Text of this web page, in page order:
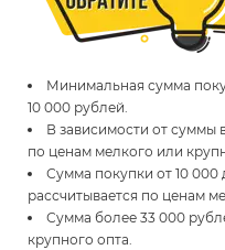
Минимальная сумма
10 000 рублей.
В зависимости от суммы
по ценам мелкого или
Сумма покупки от 10 000
рассчитывается по ценам
Сумма более 33 000
крупного опта.